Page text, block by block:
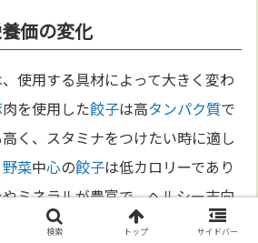
価の変化
使用する具材によって大きく変わ
肉を使用した餃子は高タンパク質で
く、スタミナをつけたい時に適し
野菜中心の餃子は低カロリーであり
やミネラルが豊富で、ヘルシー志向
ある。さらに、魚介類を使った餃子
検索 トップ サイドバー